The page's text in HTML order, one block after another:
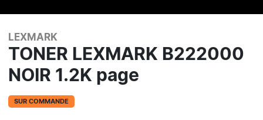
LEXMARK
TONER LEXMARK B222000
NOIR 1.2K page
SUR COMMANDE